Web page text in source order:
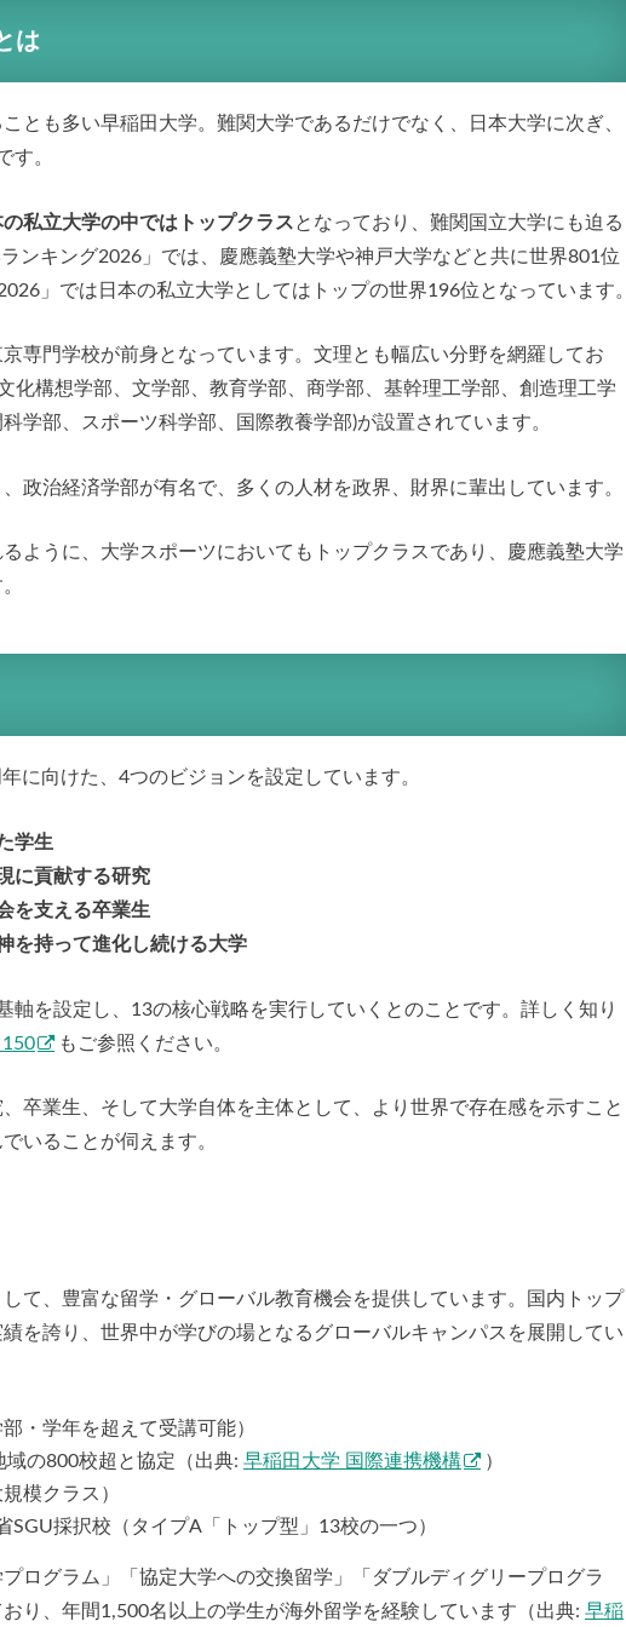
は
とも多い早稲田大学。難関大学であるだけでなく、日本大学に次ぎ、
す。
の私立大学の中ではトップクラスとなっており、難関国立大学にも迫る
ンキング2026」では、慶應義塾大学や神戸大学などと共に世界801位
」では日本の私立大学としてはトップの世界196位となっています。
専門学校が前身となっています。文理とも幅広い分野を網羅してお
化構想学部、文学部、教育学部、商学部、基幹理工学部、創造理工学
学部、スポーツ科学部、国際教養学部)が設置されています。
政治経済学部が有名で、多くの人材を政界、財界に輩出しています。
ように、大学スポーツにおいてもトップクラスであり、慶應義塾大学
に向けた、4つのビジョンを設定しています。
学生
に貢献する研究
を支える卒業生
を持って進化し続ける大学
軸を設定し、13の核心戦略を実行していくとのことです。詳しく知り
もご参照ください。
卒業生、そして大学自体を主体として、より世界で存在感を示すこと
いることが伺えます。
て、豊富な留学・グローバル教育機会を提供しています。国内トップ
を誇り、世界中が学びの場となるグローバルキャンパスを展開してい
・学年を超えて受講可能）
域の800校超と協定（出典: 早稲田大学 国際連携機構
）
模クラス）
SGU採択校（タイプA「トップ型」13校の一つ）
ログラム」「協定大学への交換留学」「ダブルディグリープログラ
り、年間1,500名以上の学生が海外留学を経験しています（出典: 早稲